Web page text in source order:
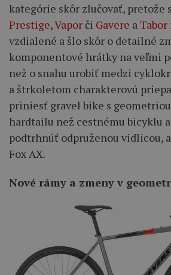
kategórie skôr zlučovať, pretože
Prestige,Vaporči Gavere a Tabor
vzdialené a šlo skôr o detailné
komponentové hrátky na veľmi
než o snahu urobiť medzi
a štrkoletom charakterovú
priniesť gravel bike s
hardtailu než cestnému bicyklu
podtrhnúť odpruženou vidlicou,
Fox AX.
Nové rámy a zmeny v